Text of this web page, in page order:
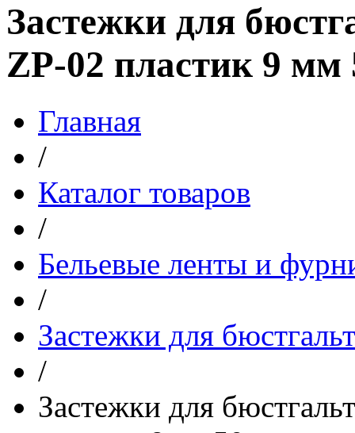
Застежки для
ZP-02 пластик 9
Главная
/
Каталог товаров
/
Бельевые ленты и
/
Застежки для
/
Застежки для